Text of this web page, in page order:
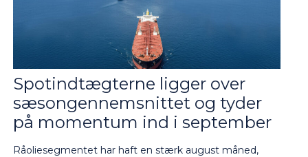
Spotindtægterne ligger over
sæsongennemsnittet og tyder
på momentum ind i september
Råoliesegmentet har haft en stærk august måned,